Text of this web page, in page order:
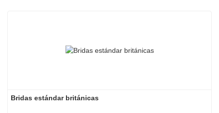
Bridas estándar británicas